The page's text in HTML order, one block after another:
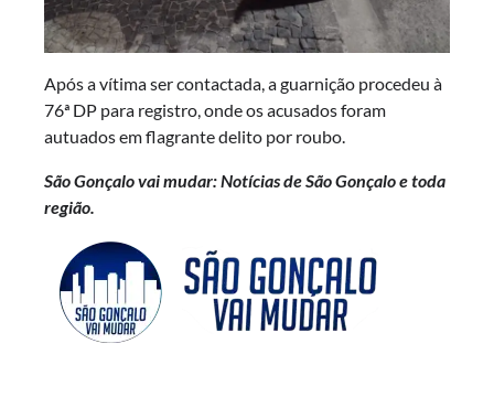
Após a vítima ser contactada, a guarnição procedeu à
76ª DP para registro, onde os acusados foram
autuados em flagrante delito por roubo.
São Gonçalo vai mudar: Notícias de São Gonçalo e toda
região.